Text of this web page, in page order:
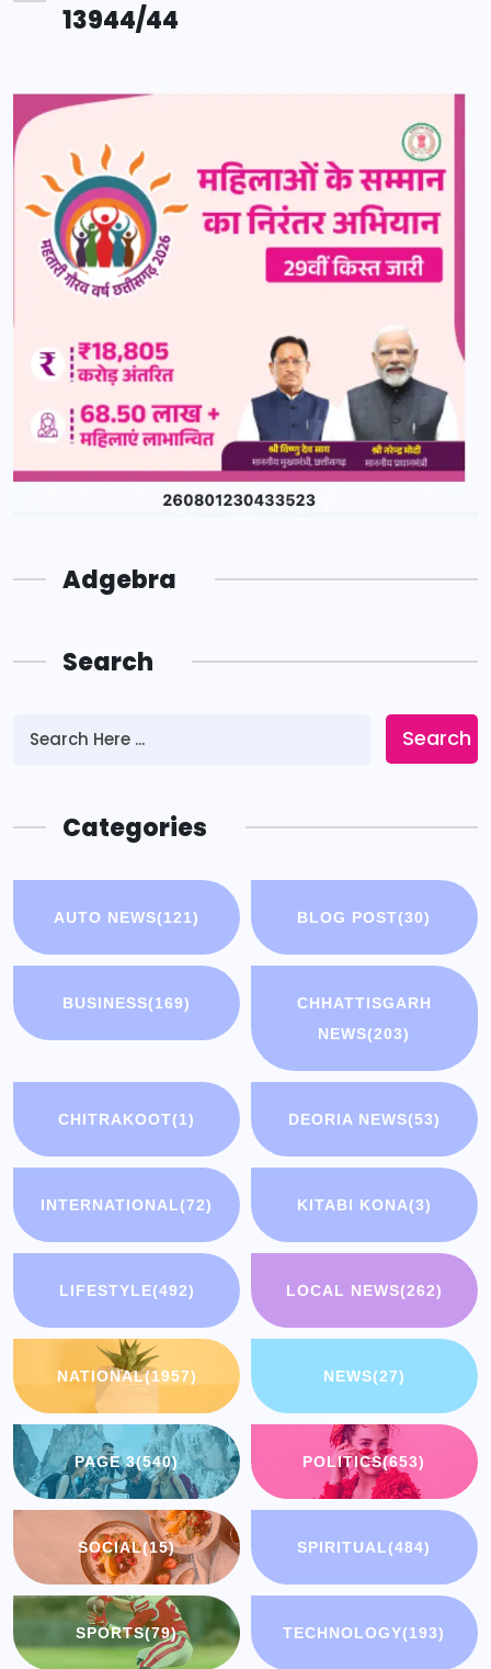
13944/44
Adgebra
Search
Search
Categories
AUTO NEWS(121) BLOG POST(30)
BUSINESS(169)
CHHATTISGARH
NEWS(203)
CHITRAKOOT(1) DEORIA NEWS(53)
INTERNATIONAL(72) KITABI KONA(3)
LIFESTYLE(492) LOCAL NEWS(262)
NATIONAL(1957) NEWS(27)
PAGE 3(540) POLITICS(653)
SOCIAL(15) SPIRITUAL(484)
SPORTS(79) TECHNOLOGY(193)